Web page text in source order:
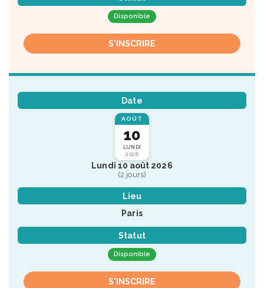
Disponible
S'INSCRIRE
Date
AOÛT
10
LUNDI
2026
Lundi 10 août 2026
(2 jours)
Lieu
Paris
Statut
Disponible
S'INSCRIRE